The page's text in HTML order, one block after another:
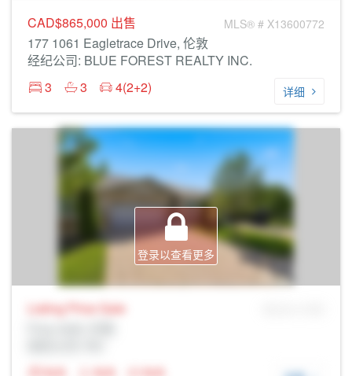
CAD$865,000 出售 MLS® # X13600772
177 1061 Eagletrace Drive, 伦敦
经纪公司: BLUE FOREST REALTY INC.
3
3 4(2+2) 详细
登录以查看更多
Listing Price Sale
N/A
N/A N/A